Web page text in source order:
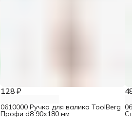
128 ₽
0610000 Ручка для валика ToolBerg
Профи d8 90х180 мм